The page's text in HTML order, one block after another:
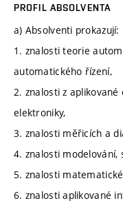
PROFIL ABSOLVENTA
a) Absolventi prokazují:
1. znalosti teorie
automatického řízení,
2. znalosti z
elektroniky,
3. znalosti měřicích a
4. znalosti modelování,
5. znalosti
6. znalosti aplikované